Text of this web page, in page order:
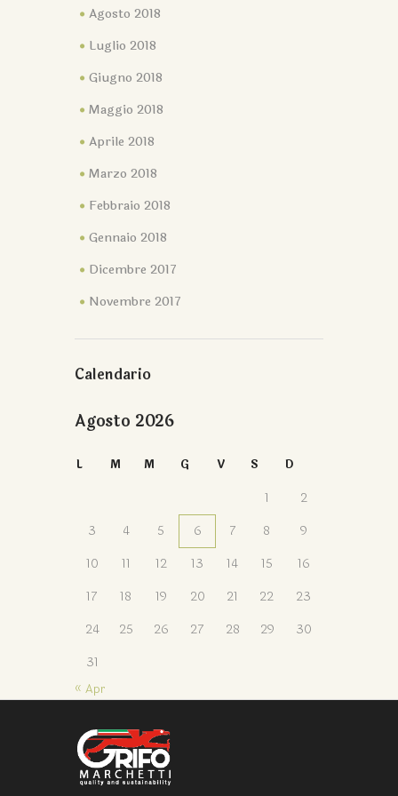
Agosto 2018
Luglio 2018
Giugno 2018
Maggio 2018
Aprile 2018
Marzo 2018
Febbraio 2018
Gennaio 2018
Dicembre 2017
Novembre 2017
Calendario
Agosto 2026
L M M G V S D
1
2
3
4 5 6 7 8
9
10
11 12 13 14 15
16
17
18 19 20 21 22
23
24
25 26 27 28 29
30
31
« Apr